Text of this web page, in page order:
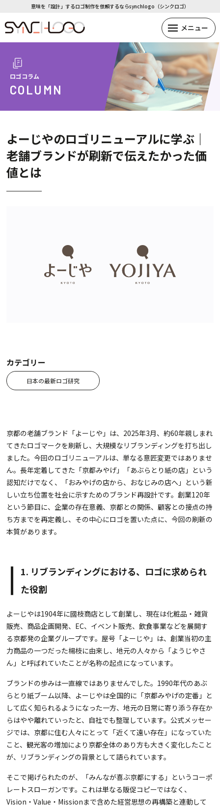
意味を「設計」するロゴ制作を依頼するならsynchlogo（シンクロゴ）
ロゴコラム
COLUMN
よーじやのロゴリニューアルに学ぶ｜
老舗ブランドが刷新で伝えたかった価
値とは
カテゴリー
日本の最新ロゴ研究
京都の老舗ブランド「よーじや」は、2025年3月、約60年親しまれ
てきたロゴマークを刷新し、大規模なリブランディングを打ち出し
ました。今回のロゴリニューアルは、単なる意匠変更ではありませ
ん。長年定着してきた「京都みやげ」「あぶらとり紙の店」という
認知だけでなく、「おみやげの店から、おなじみの店へ」という新
しい立ち位置を社会に示すためのブランド再設計です。創業120年
という節目に、企業の存在意義、京都との関係、顧客との接点の持
ち方までを再定義し、その中心にロゴを置いた点に、今回の刷新の
本質があります。
1. リブランディングにおける、ロゴに求められ
た役割
よーじやは1904年に國枝商店として創業し、現在は化粧品・雑貨
販売、商品企画開発、EC、イベント販売、飲食事業などを展開す
る京都発の企業グループです。屋号「よーじや」は、創業当初の主
力商品の一つだった楊枝に由来し、地元の人々から「ようじやさ
ん」と呼ばれていたことが名称の起点になっています。
ブランドの歩みは一直線ではありませんでした。1990年代のあぶ
らとり紙ブーム以降、よーじやは全国的に「京都みやげの定番」と
して広く知られるようになった一方、地元の日常に寄り添う存在か
らはやや離れていったと、自社でも整理しています。公式メッセー
ジでは、京都に住む人々にとって「近くて遠い存在」になっていた
こと、観光客の増加により京都全体のあり方も大きく変化したこと
が、リブランディングの背景として語られています。
そこで掲げられたのが、「みんなが喜ぶ京都にする」というコーポ
レートスローガンです。これは単なる販促コピーではなく、
Vision・Value・Missionまで含めた経営思想の再構築と連動して